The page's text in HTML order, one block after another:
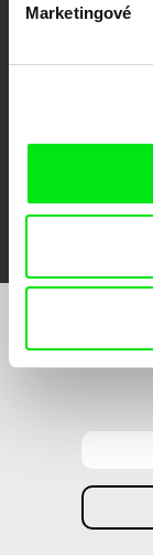
Marketingové
FIDMarseille